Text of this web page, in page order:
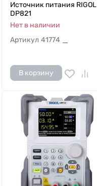
Источник питания RIGOL
DP821
Нет в наличии
Артикул 41774 —
В корзину